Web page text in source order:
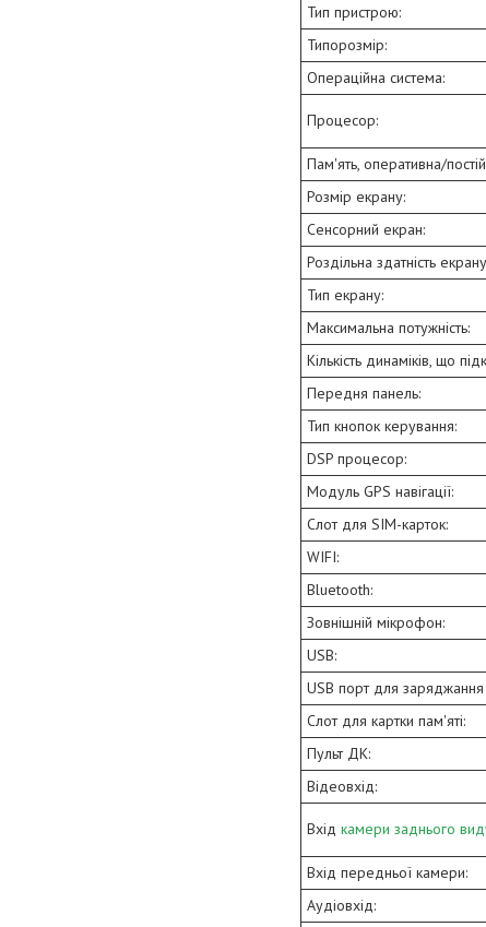
Тип пристрою:
Типорозмір:
Операційна система:
Процесор:
Пам'ять, оперативна/
Розмір екрану:
Сенсорний екран:
Роздільна здатність
Тип екрану:
Максимальна потужність:
Кількість динаміків, що
Передня панель:
Тип кнопок керування:
DSP процесор:
Модуль GPS навігації:
Слот для SIM-карток:
WIFI:
Bluetooth:
Зовнішній мікрофон:
USB:
USB порт для
Слот для картки пам'яті:
Пульт ДК:
Відеовхід:
Вхід камери заднього
Вхід передньої камери:
Аудіовхід: